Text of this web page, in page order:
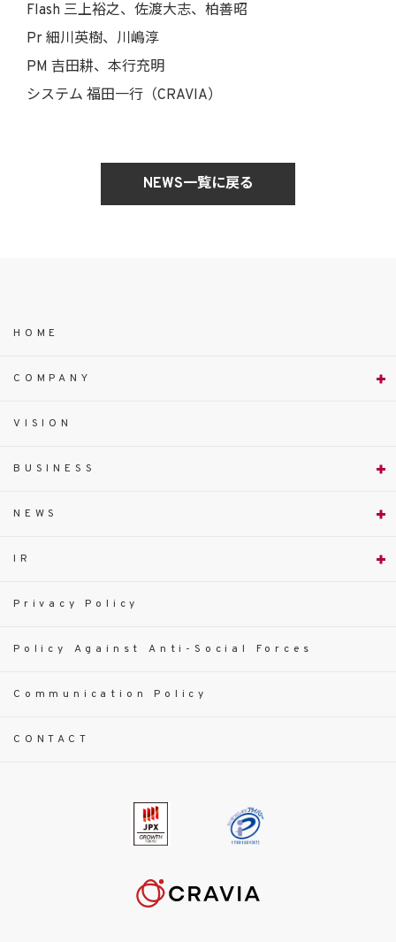
Flash 三上裕之、佐渡大志、柏善昭
Pr 細川英樹、川嶋淳
PM 吉田耕、本行充明
システム 福田一行（CRAVIA）
NEWS一覧に戻る
HOME
COMPANY
VISION
BUSINESS
NEWS
IR
Privacy Policy
Policy Against Anti-Social Forces
Communication Policy
CONTACT